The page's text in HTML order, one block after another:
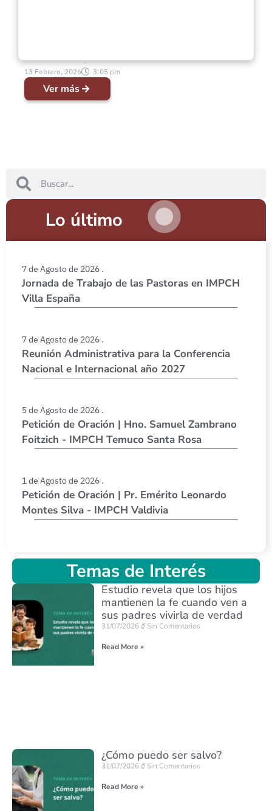
13 Febrero, 2026 3:05 pm
Ver más
Lo último
7 de Agosto de 2026 .
Jornada de Trabajo de las Pastoras en IMPCH
Villa España
7 de Agosto de 2026 .
Reunión Administrativa para la Conferencia
Nacional e Internacional año 2027
5 de Agosto de 2026 .
Petición de Oración | Hno. Samuel Zambrano
Foitzich - IMPCH Temuco Santa Rosa
1 de Agosto de 2026 .
Petición de Oración | Pr. Emérito Leonardo
Montes Silva - IMPCH Valdivia
Temas de Interés
Estudio revela que los hijos
mantienen la fe cuando ven a
sus padres vivirla de verdad
31/07/2026 Sin Comentarios
Read More »
¿Cómo puedo ser salvo?
31/07/2026 Sin Comentarios
Read More »